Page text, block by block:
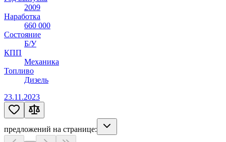
2009
Наработка
660 000
Состояние
Б/У
КПП
Механика
Топливо
Дизель
23.11.2023
предложений на странице: